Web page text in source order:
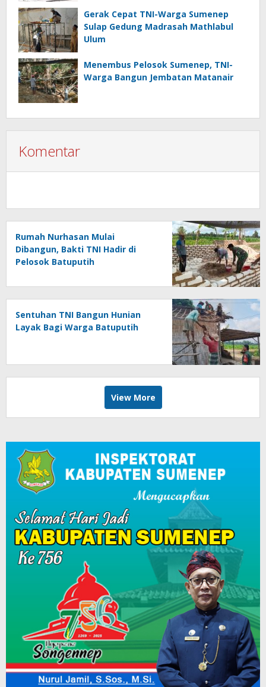
Gerak Cepat TNI-Warga Sumenep
Sulap Gedung Madrasah Mathlabul
Ulum
Menembus Pelosok Sumenep, TNI-
Warga Bangun Jembatan Matanair
Komentar
Rumah Nurhasan Mulai
Dibangun, Bakti TNI Hadir di
Pelosok Batuputih
Sentuhan TNI Bangun Hunian
Layak Bagi Warga Batuputih
View More